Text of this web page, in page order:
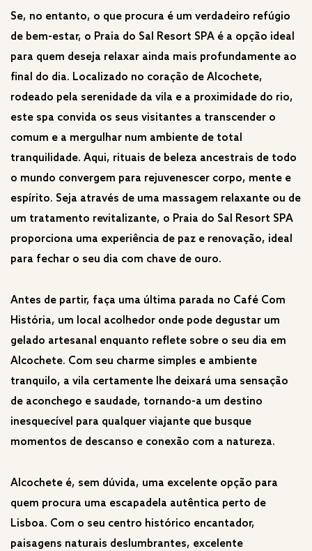
Se, no entanto, o que procura é um verdadeiro refúgio
de bem-estar, o Praia do Sal Resort SPA é a opção ideal
para quem deseja relaxar ainda mais profundamente ao
final do dia. Localizado no coração de Alcochete,
rodeado pela serenidade da vila e a proximidade do rio,
este spa convida os seus visitantes a transcender o
comum e a mergulhar num ambiente de total
tranquilidade. Aqui, rituais de beleza ancestrais de todo
o mundo convergem para rejuvenescer corpo, mente e
espírito. Seja através de uma massagem relaxante ou de
um tratamento revitalizante, o Praia do Sal Resort SPA
proporciona uma experiência de paz e renovação, ideal
para fechar o seu dia com chave de ouro.
Antes de partir, faça uma última parada no Café Com
História, um local acolhedor onde pode degustar um
gelado artesanal enquanto reflete sobre o seu dia em
Alcochete. Com seu charme simples e ambiente
tranquilo, a vila certamente lhe deixará uma sensação
de aconchego e saudade, tornando-a um destino
inesquecível para qualquer viajante que busque
momentos de descanso e conexão com a natureza.
Alcochete é, sem dúvida, uma excelente opção para
quem procura uma escapadela autêntica perto de
Lisboa. Com o seu centro histórico encantador,
paisagens naturais deslumbrantes, excelente